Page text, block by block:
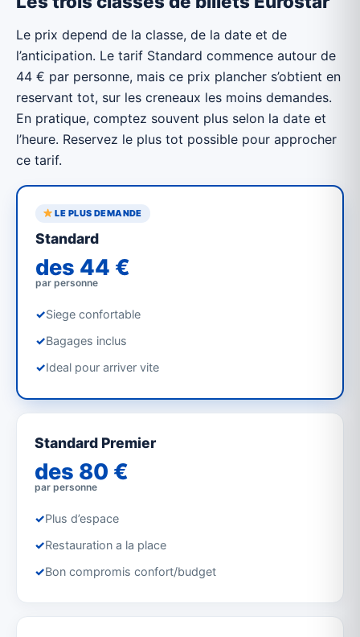
Le prix depend de la classe, de la date et de
l’anticipation. Le tarif Standard commence autour de
44 € par personne, mais ce prix plancher s’obtient en
reservant tot, sur les creneaux les moins demandes.
En pratique, comptez souvent plus selon la date et
l’heure. Reservez le plus tot possible pour approcher
ce tarif.
LE PLUS DEMANDE
Standard
des 44 €
par personne
✓Siege confortable
✓Bagages inclus
✓Ideal pour arriver vite
Standard Premier
des 80 €
par personne
✓Plus d’espace
✓Restauration a la place
✓Bon compromis confort/budget